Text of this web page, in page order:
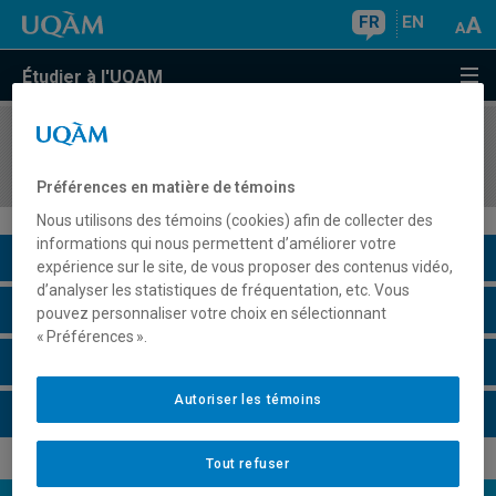
FR EN
Étudier à l'UQAM
COURS//
Description du cours
Horaire - Été 2026
Préférences en matière de témoins
Nous utilisons des témoins (cookies) afin de collecter des
informations qui nous permettent d’améliorer votre
expérience sur le site, de vous proposer des contenus vidéo,
d’analyser les statistiques de fréquentation, etc. Vous
pouvez personnaliser votre choix en sélectionnant
« Préférences ».
Tout refuser
Autoriser les témoins